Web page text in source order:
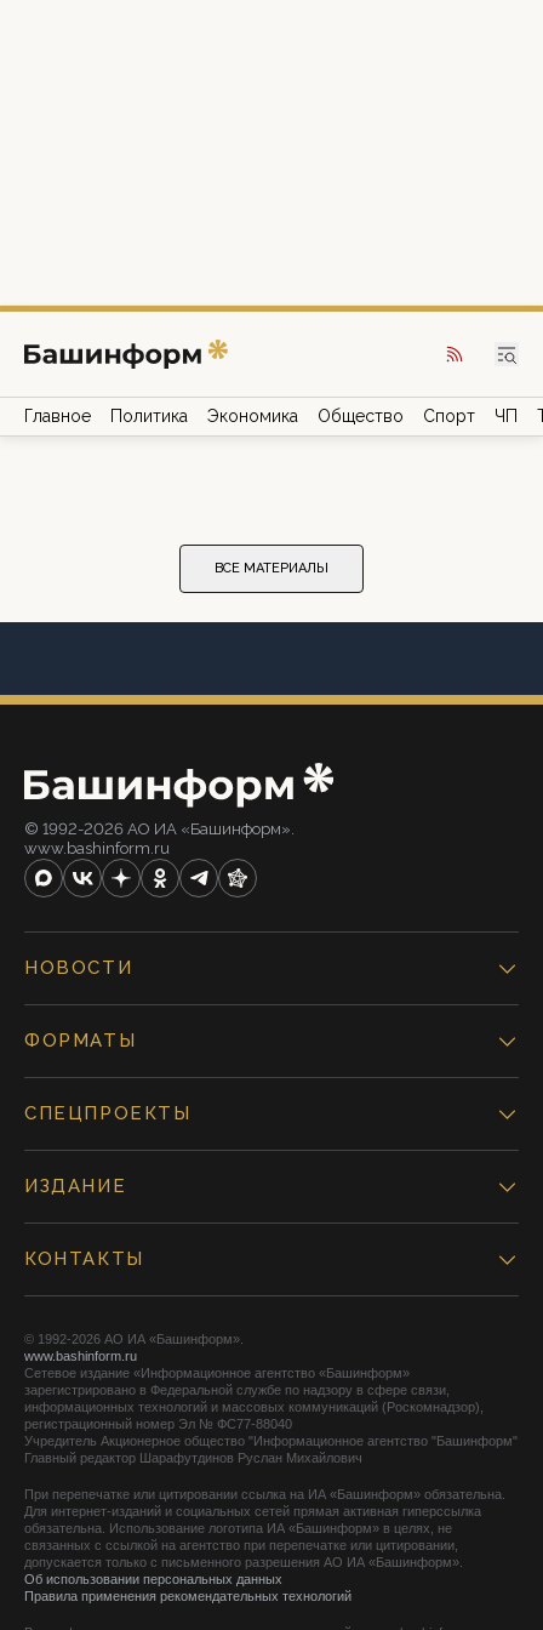
Главное Политика Экономика Общество Спорт ЧП
ВСЕ МАТЕРИАЛЫ
© 1992-2026 АО ИА «Башинформ».
www.bashinform.ru
НОВОСТИ
ФОРМАТЫ
СПЕЦПРОЕКТЫ
ИЗДАНИЕ
КОНТАКТЫ
© 1992-2026 АО ИА «Башинформ».
www.bashinform.ru
Сетевое издание «Информационное агентство «Башинформ»
зарегистрировано в Федеральной службе по надзору в сфере связи,
информационных технологий и массовых коммуникаций (Роскомнадзор),
регистрационный номер Эл № ФС77-88040
Учредитель Акционерное общество "Информационное агентство "Башинформ"
Главный редактор Шарафутдинов Руслан Михайлович
При перепечатке или цитировании ссылка на ИА «Башинформ» обязательна.
Для интернет-изданий и социальных сетей прямая активная гиперссылка
обязательна. Использование логотипа ИА «Башинформ» в целях, не
связанных с ссылкой на агентство при перепечатке или цитировании,
допускается только с письменного разрешения АО ИА «Башинформ».
Об использовании персональных данных
Правила применения рекомендательных технологий